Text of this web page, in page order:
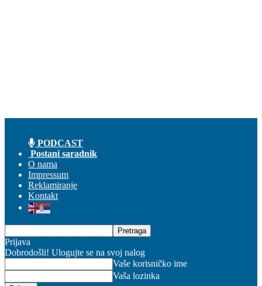
PODCAST
Postani saradnik
O nama
Impressum
Reklamiranje
Kontakt
Prijava
Dobrodošli! Ulogujte se na svoj nalog
Vaše korisničko ime
Vaša lozinka